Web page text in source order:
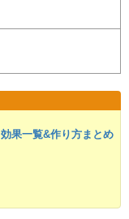
果一覧&作り方まとめ